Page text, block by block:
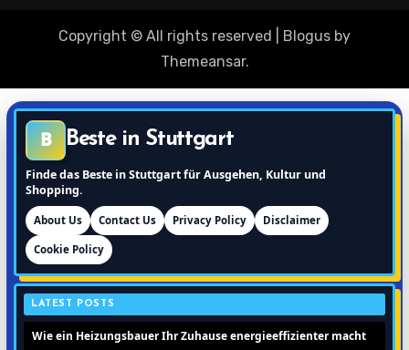
Copyright © All rights reserved Blogus by
Themeansar.
B Beste in Stuttgart
Finde das Beste in Stuttgart für Ausgehen, Kultur und
Shopping.
About Us Contact Us Privacy Policy Disclaimer
Cookie Policy
LATEST POSTS
Wie ein Heizungsbauer Ihr Zuhause energieeffizienter macht